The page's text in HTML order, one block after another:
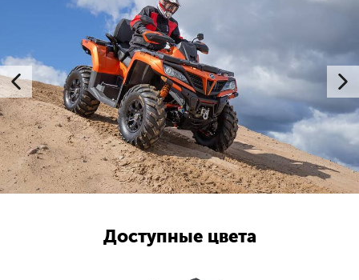
Доступные цвета